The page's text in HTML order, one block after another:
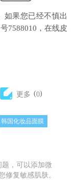
如果您已经不慎出
7588010，在线皮
更多 (0)
韩国化妆品面膜
，可以添加微
修复敏感肌肤。